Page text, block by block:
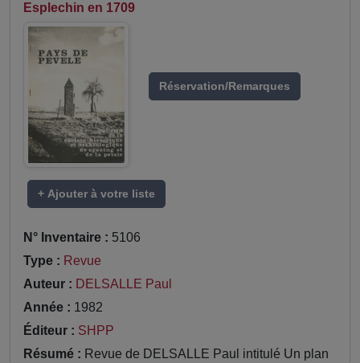
Esplechin en 1709
Réservation/Remarques
+ Ajouter à votre liste
N° Inventaire : 5106
Type : Revue
Auteur : DELSALLE Paul
Année : 1982
Éditeur : SHPP
Résumé : Revue de DELSALLE Paul intitulé Un plan